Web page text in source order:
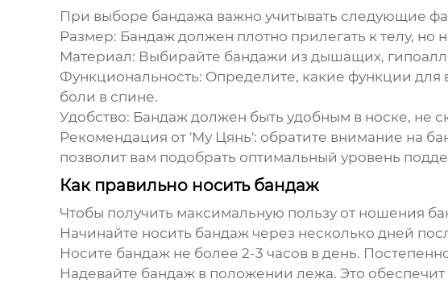
При выборе бандажа важно учитывать следующие
Размер: Бандаж должен плотно прилегать к телу, но
Материал: Выбирайте бандажи из дышащих,
Функциональность: Определите, какие функции
боли в спине.
Удобство: Бандаж должен быть удобным в носке, не
Рекомендация от 'Му Цянь': обратите внимание на
позволит вам подобрать оптимальный уровень
Как правильно носить бандаж
Чтобы получить максимальную пользу от ношения
Начинайте носить бандаж через несколько дней
Носите бандаж не более 2-3 часов в день.
Надевайте бандаж в положении лежа. Это